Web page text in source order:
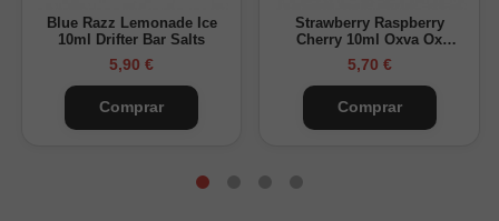
Blue Razz Lemonade Ice
10ml Drifter Bar Salts
5,90 €
Comprar
Strawberry Raspberry
Cherry 10ml Oxva Ox
Passion Salts
5,70 €
Comprar